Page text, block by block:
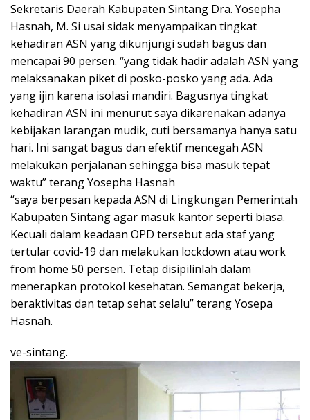
Sekretaris Daerah Kabupaten Sintang Dra. Yosepha
Hasnah, M. Si usai sidak menyampaikan tingkat
kehadiran ASN yang dikunjungi sudah bagus dan
mencapai 90 persen. “yang tidak hadir adalah ASN yang
melaksanakan piket di posko-posko yang ada. Ada
yang ijin karena isolasi mandiri. Bagusnya tingkat
kehadiran ASN ini menurut saya dikarenakan adanya
kebijakan larangan mudik, cuti bersamanya hanya satu
hari. Ini sangat bagus dan efektif mencegah ASN
melakukan perjalanan sehingga bisa masuk tepat
waktu” terang Yosepha Hasnah
“saya berpesan kepada ASN di Lingkungan Pemerintah
Kabupaten Sintang agar masuk kantor seperti biasa.
Kecuali dalam keadaan OPD tersebut ada staf yang
tertular covid-19 dan melakukan lockdown atau work
from home 50 persen. Tetap disipilinlah dalam
menerapkan protokol kesehatan. Semangat bekerja,
beraktivitas dan tetap sehat selalu” terang Yosepa
Hasnah.
ve-sintang.